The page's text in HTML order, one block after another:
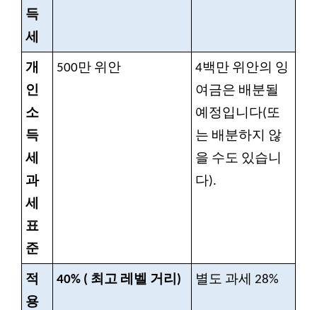
득
세
개
인
소
득
세
과
세
표
준
500만 위안
4백만 위안의 잉
여금은 배분될
예정입니다(또
는 배분하지 않
을 수도 있습니
다).
적
용
40% ( 최고 레벨 거리) 별도 과세 28%